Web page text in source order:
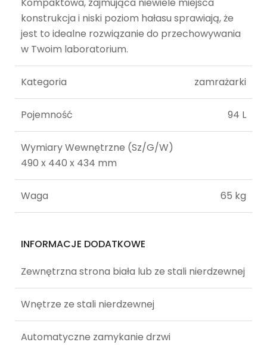
Kompaktowa, zajmująca niewiele miejsca
konstrukcja i niski poziom hałasu sprawiają, że
jest to idealne rozwiązanie do przechowywania
w Twoim laboratorium.
Kategoria zamrażarki
Pojemność 94 L
Wymiary Wewnętrzne (Sz/G/W)
490 x 440 x 434 mm
Waga 65 kg
INFORMACJE DODATKOWE
Zewnętrzna strona biała lub ze stali nierdzewnej
Wnętrze ze stali nierdzewnej
Automatyczne zamykanie drzwi